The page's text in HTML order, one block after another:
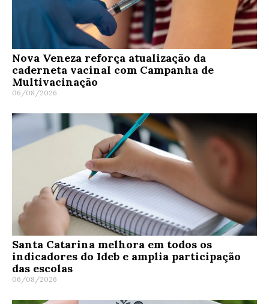
Nova Veneza reforça atualização da
caderneta vacinal com Campanha de
Multivacinação
06/08/2026
Santa Catarina melhora em todos os
indicadores do Ideb e amplia participação
das escolas
06/08/2026